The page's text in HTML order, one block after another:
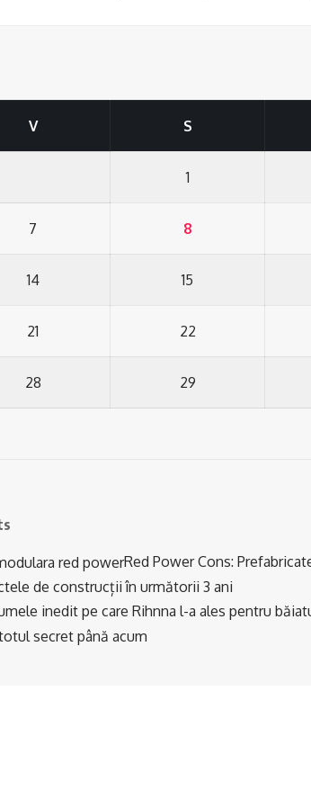
V S
1
7 8
14 15
21 22
28 29
Red Power Cons:
de construcții în următorii 3 ani
inedit pe care Rihnna l-a ales pentru
secret până acum